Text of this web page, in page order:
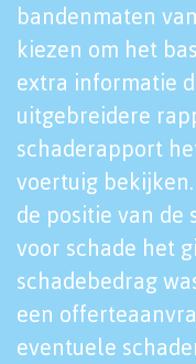
bandenmaten
kiezen om het
extra informatie
uitgebreidere
schaderapport
voertuig
de positie van de
voor schade het
schadebedrag
een
eventuele